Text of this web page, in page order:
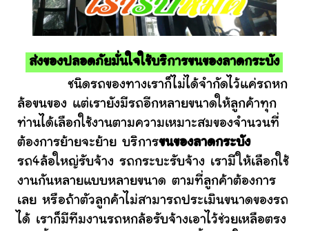
ส่งของปลอดภัยมั่นใจใช้บริการขนของลาดกระบัง
ชนิดรถของทางเราก็ไม่ได้จำกัดไว้แค่รถหก
ล้อขนของ แต่เรายังมีรถอีกหลายขนาดให้ลูกค้าทุก
ท่านได้เลือกใช้งานตามความเหมาะสมของจำนวนที่
ต้องการย้ายจะย้าย บริการขนของลาดกระบัง
รถ4ล้อใหญ่รับจ้าง รถกระบะรับจ้าง เรามีให้เลือกใช้
งานกันหลายแบบหลายขนาด ตามที่ลูกค้าต้องการ
เลย หรือถ้าตัวลูกค้าไม่สามารถประเมินขนาดของรถ
ได้ เราก็มีทีมงานรถหกล้อรับจ้างเอาไว้ช่วยเหลือตรง